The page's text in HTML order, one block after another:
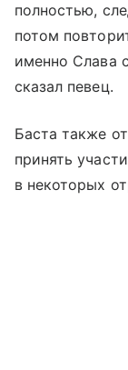
полностью,
потом
именно Слава
сказал певец.
Баста также
принять
в некоторых